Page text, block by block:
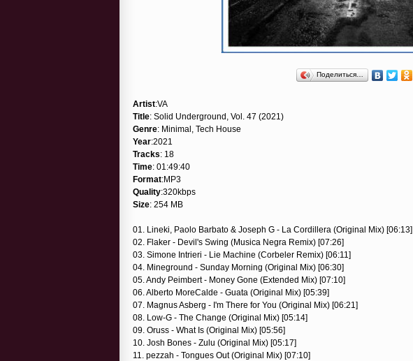
Поделиться…
Artist:VA
Title: Solid Underground, Vol. 47 (2021)
Genre: Minimal, Tech House
Year:2021
Tracks: 18
Time: 01:49:40
Format:MP3
Quality:320kbps
Size: 254 MB
01. Lineki, Paolo Barbato & Joseph G - La Cordillera (Original Mix) [06:13]
02. Flaker - Devil's Swing (Musica Negra Remix) [07:26]
03. Simone Intrieri - Lie Machine (Corbeler Remix) [06:11]
04. Mineground - Sunday Morning (Original Mix) [06:30]
05. Andy Peimbert - Money Gone (Extended Mix) [07:10]
06. Alberto MoreCalde - Guata (Original Mix) [05:39]
07. Magnus Asberg - I'm There for You (Original Mix) [06:21]
08. Low-G - The Change (Original Mix) [05:14]
09. Oruss - What Is (Original Mix) [05:56]
10. Josh Bones - Zulu (Original Mix) [05:17]
11. pezzah - Tongues Out (Original Mix) [07:10]